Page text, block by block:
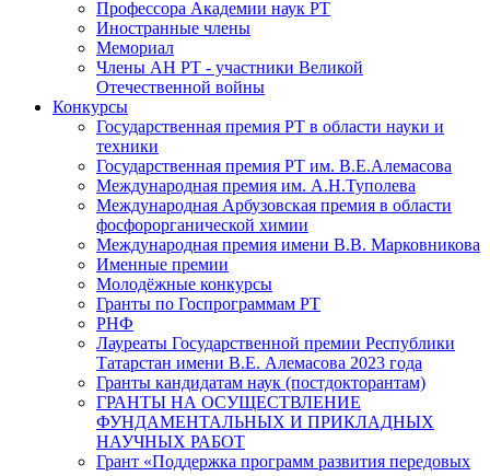
Профессора Академии наук РТ
Иностранные члены
Мемориал
Члены АН РТ - участники Великой
Отечественной войны
Конкурсы
Государственная премия РТ в области науки и
техники
Государственная премия РТ им. В.Е.Алемасова
Международная премия им. А.Н.Туполева
Международная Арбузовская премия в области
фосфорорганической химии
Международная премия имени В.В. Марковникова
Именные премии
Молодёжные конкурсы
Гранты по Госпрограммам РТ
РНФ
Лауреаты Государственной премии Республики
Татарстан имени В.Е. Алемасова 2023 года
Гранты кандидатам наук (постдокторантам)
ГРАНТЫ НА ОСУЩЕСТВЛЕНИЕ
ФУНДАМЕНТАЛЬНЫХ И ПРИКЛАДНЫХ
НАУЧНЫХ РАБОТ
Грант «Поддержка программ развития передовых